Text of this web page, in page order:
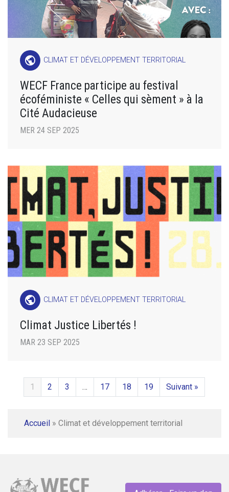
public CLIMAT ET DÉVELOPPEMENT TERRITORIAL
WECF France participe au festival
écoféministe « Celles qui sèment » à la
Cité Audacieuse
MER 24 SEP 2025
public CLIMAT ET DÉVELOPPEMENT TERRITORIAL
Climat Justice Libertés !
MAR 23 SEP 2025
1 2 3 … 17 18 19 Suivant »
Accueil » Climat et développement territorial